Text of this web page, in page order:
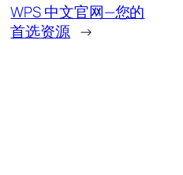
WPS 中文官网—您的
首选资源 →